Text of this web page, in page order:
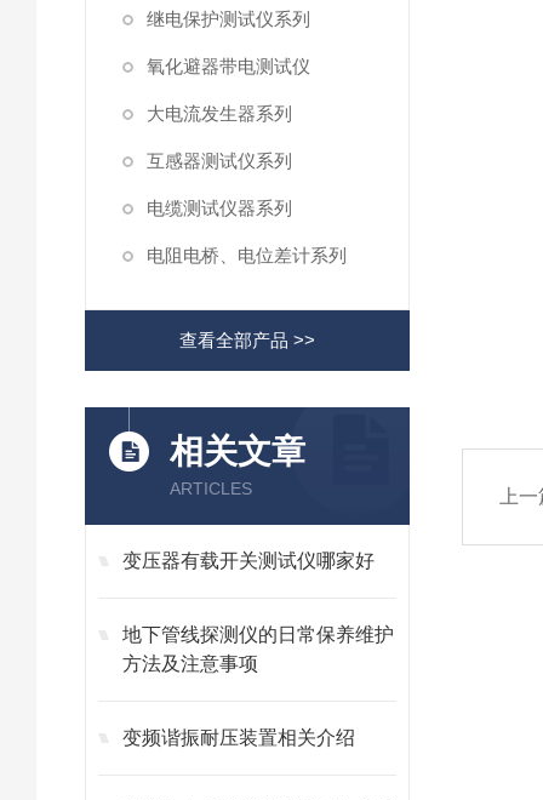
继电保护测试仪系列
氧化避器带电测试仪
大电流发生器系列
互感器测试仪系列
电缆测试仪器系列
电阻电桥、电位差计系列
查看全部产品 >>
相关文章
ARTICLES
变压器有载开关测试仪哪家好
地下管线探测仪的日常保养维护
方法及注意事项
变频谐振耐压装置相关介绍
上